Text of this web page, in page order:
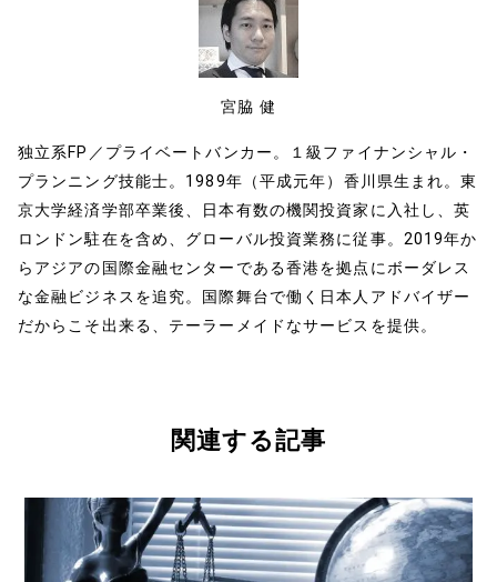
宮脇 健
独立系FP／プライベートバンカー。１級ファイナンシャル・
プランニング技能士。1989年（平成元年）香川県生まれ。東
京大学経済学部卒業後、日本有数の機関投資家に入社し、英
ロンドン駐在を含め、グローバル投資業務に従事。2019年か
らアジアの国際金融センターである香港を拠点にボーダレス
な金融ビジネスを追究。国際舞台で働く日本人アドバイザー
だからこそ出来る、テーラーメイドなサービスを提供。
関連する記事